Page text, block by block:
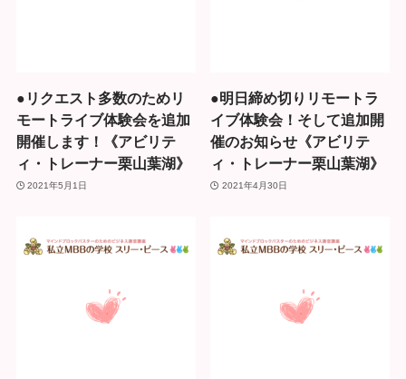
●リクエスト多数のためリ
モートライブ体験会を追加
開催します！《アビリテ
ィ・トレーナー栗山葉湖》
2021年5月1日
●明日締め切りリモートラ
イブ体験会！そして追加開
催のお知らせ《アビリテ
ィ・トレーナー栗山葉湖》
2021年4月30日